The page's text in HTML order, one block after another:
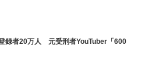
録者20万人 元受刑者YouTuber「600